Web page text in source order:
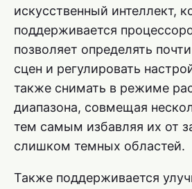
искусственный интеллект,
поддерживается
позволяет определять
сцен и регулировать
также снимать в режиме
диапазона, совмещая
тем самым избавляя их от
слишком темных областей.
Также поддерживается